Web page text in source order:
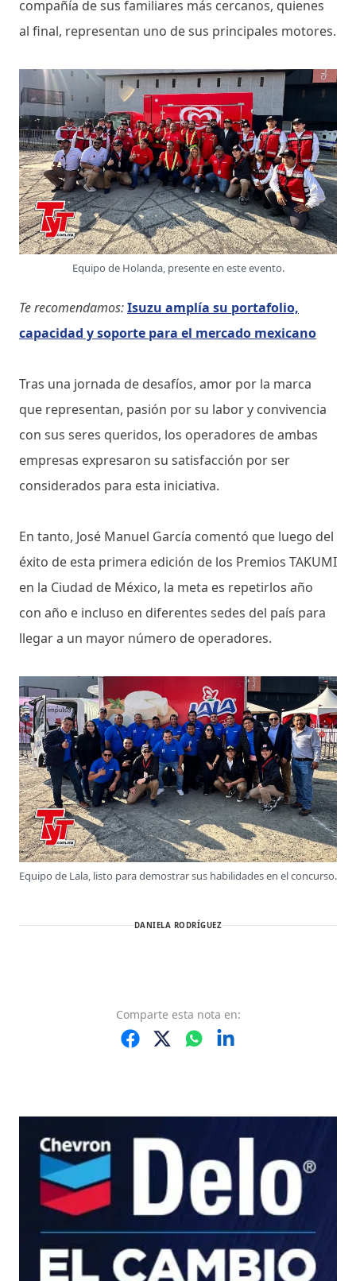
compañía de sus familiares más cercanos, quienes
al final, representan uno de sus principales motores.
Equipo de Holanda, presente en este evento.
Te recomendamos:Isuzu amplía su portafolio,
capacidad y soporte para el mercado mexicano
Tras una jornada de desafíos, amor por la marca
que representan, pasión por su labor y convivencia
con sus seres queridos, los operadores de ambas
empresas expresaron su satisfacción por ser
considerados para esta iniciativa.
En tanto, José Manuel García comentó que luego del
éxito de esta primera edición de los Premios TAKUMI
en la Ciudad de México, la meta es repetirlos año
con año e incluso en diferentes sedes del país para
llegar a un mayor número de operadores.
Equipo de Lala, listo para demostrar sus habilidades en el concurso.
DANIELA RODRÍGUEZ
Comparte esta nota en: